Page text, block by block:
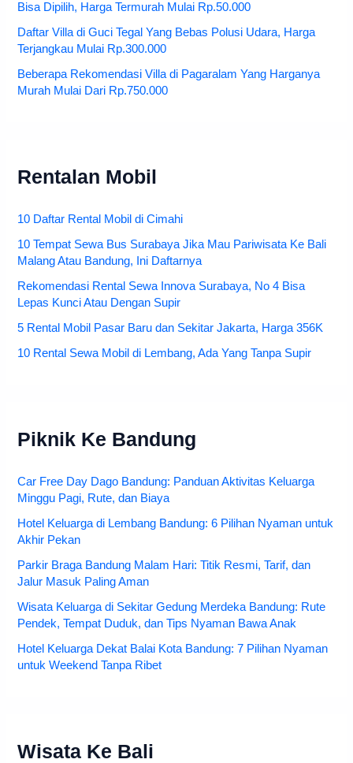
Bisa Dipilih, Harga Termurah Mulai Rp.50.000
Daftar Villa di Guci Tegal Yang Bebas Polusi Udara, Harga
Terjangkau Mulai Rp.300.000
Beberapa Rekomendasi Villa di Pagaralam Yang Harganya
Murah Mulai Dari Rp.750.000
Rentalan Mobil
10 Daftar Rental Mobil di Cimahi
10 Tempat Sewa Bus Surabaya Jika Mau Pariwisata Ke Bali
Malang Atau Bandung, Ini Daftarnya
Rekomendasi Rental Sewa Innova Surabaya, No 4 Bisa
Lepas Kunci Atau Dengan Supir
5 Rental Mobil Pasar Baru dan Sekitar Jakarta, Harga 356K
10 Rental Sewa Mobil di Lembang, Ada Yang Tanpa Supir
Piknik Ke Bandung
Car Free Day Dago Bandung: Panduan Aktivitas Keluarga
Minggu Pagi, Rute, dan Biaya
Hotel Keluarga di Lembang Bandung: 6 Pilihan Nyaman untuk
Akhir Pekan
Parkir Braga Bandung Malam Hari: Titik Resmi, Tarif, dan
Jalur Masuk Paling Aman
Wisata Keluarga di Sekitar Gedung Merdeka Bandung: Rute
Pendek, Tempat Duduk, dan Tips Nyaman Bawa Anak
Hotel Keluarga Dekat Balai Kota Bandung: 7 Pilihan Nyaman
untuk Weekend Tanpa Ribet
Wisata Ke Bali